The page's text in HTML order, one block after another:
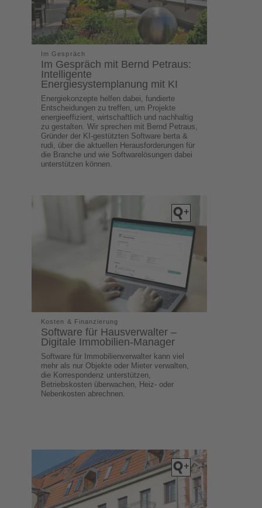
Im Gespräch
Im Gespräch mit Bernd Petraus:
Intelligente
Energiesystemplanung mit KI
Energiekonzepte helfen dabei, fundierte
Entscheidungen zu treffen, um Projekte
energieeffizient, wirtschaftlich und nachhaltig
zu gestalten. Wir sprechen mit Bernd Petraus,
Gründer der KI-gestützten Software berta &
rudi, über die aktuellen Herausforderungen für
die Branche und wie Softwarelösungen dabei
unterstützen können.
Kosten & Finanzierung
Software für Hausverwalter –
Digitale Immobilien-Manager
Software für Immobilienverwalter kann viel
mehr als nur Objekte oder Mieter verwalten,
die Korrespondenz unterstützen,
Betriebskosten überwachen, Heiz- oder
Nebenkosten abrechnen.